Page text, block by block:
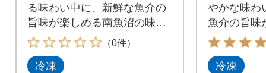
る味わい中に、新鮮な魚介の
旨味が楽しめる南魚沼の味噌
漬けセット!
（0件）
冷凍
やかな味わ
魚介の旨味
の粕漬けセ
冷凍